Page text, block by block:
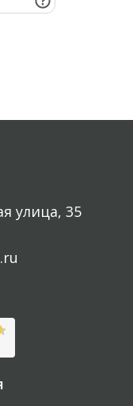
улица, 35